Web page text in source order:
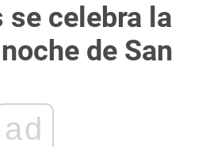
se celebra la
de San
ad